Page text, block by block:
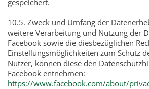
gespeichert.
10.5. Zweck und Umfang der
weitere Verarbeitung und Nutzung der
Facebook sowie die diesbezüglichen
Einstellungsmöglichkeiten zum Schutz
Nutzer, können diese den
Facebook entnehmen:
https://www.facebook.com/about/